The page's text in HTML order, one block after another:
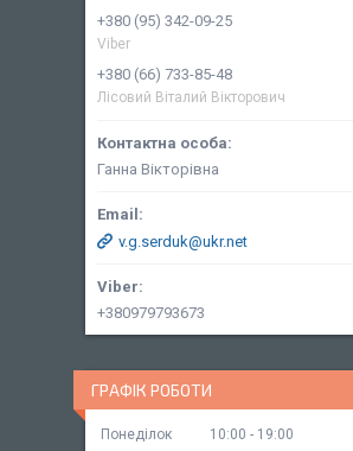
+380 (95) 342-09-25
Viber
+380 (66) 733-85-48
Лісовий Віталий Вікторович
Ганна Вікторівна
v.g.serduk@ukr.net
+380979793673
ГРАФІК РОБОТИ
Понеділок 10:00
19:00